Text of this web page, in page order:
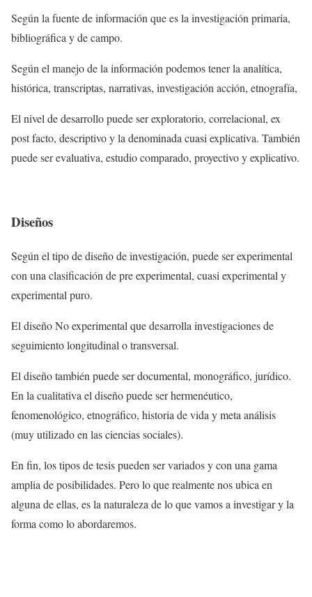
Según la fuente de información que es la investigación primaria,
bibliográfica y de campo.
Según el manejo de la información podemos tener la analítica,
histórica, transcriptas, narrativas, investigación acción, etnografía,
El nivel de desarrollo puede ser exploratorio, correlacional, ex
post facto, descriptivo y la denominada cuasi explicativa. También
puede ser evaluativa, estudio comparado, proyectivo y explicativo.
Diseños
Según el tipo de diseño de investigación, puede ser experimental
con una clasificación de pre experimental, cuasi experimental y
experimental puro.
El diseño No experimental que desarrolla investigaciones de
seguimiento longitudinal o transversal.
El diseño también puede ser documental, monográfico, jurídico.
En la cualitativa el diseño puede ser hermenéutico,
fenomenológico, etnográfico, historia de vida y meta análisis
(muy utilizado en las ciencias sociales).
En fin, los tipos de tesis pueden ser variados y con una gama
amplia de posibilidades. Pero lo que realmente nos ubica en
alguna de ellas, es la naturaleza de lo que vamos a investigar y la
forma como lo abordaremos.